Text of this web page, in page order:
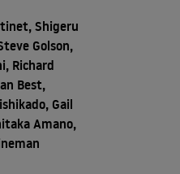
Shigeru
Golson,
Richard
Best,
Gail
Amano,